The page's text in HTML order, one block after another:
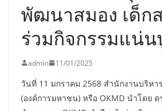
พัฒนาสมอง เด็ก
ร่วมกิจกรรมแน่น
admin 11/01/2025
วันที่ 11 มกราคม 2568 สำนักงานบริห
(องค์การมหาชน) หรือ OKMD นำโดย